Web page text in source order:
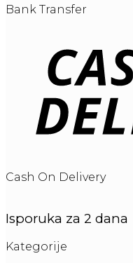
Bank Transfer
Cash On Delivery
Isporuka za 2 dana
Kategorije